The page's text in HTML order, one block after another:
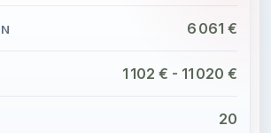
6 061 €
1 102 € - 11 020 €
20